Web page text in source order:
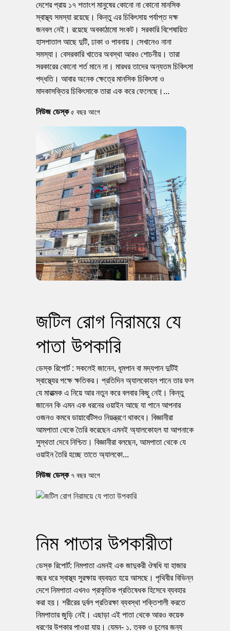
দেশের প্রায় ১৭ শতাংশ মানুষের কোনো না কোনো মানসিক
স্বাস্থ্য সমস্যা রয়েছে। কিন্তু এর চিকিৎসায় পর্যাপ্ত দক্ষ
জনবল নেই। রয়েছে অবকাঠামো সংকট। সরকারি বিশেষায়িত
হাসপাতাল আছে দুটি, ঢাকা ও পাবনায়। সেখানেও নানা
সমস্যা। বেসরকারি খাতের অবস্থা আরও শোচনীয়। তারা
সরকারের কোনো শর্ত মানে না। মারধর তাদের অন্যতম চিকিৎসা
পদ্ধতি। আবার অনেক ক্ষেত্রে মানসিক চিকিৎসা ও
মাদকাসক্তির চিকিৎসাকে তারা এক করে ফেলেছে।...
নিউজ ডেস্ক ৫ বছর আগে
জটিল রোগ নিরাময়ে যে
পাতা উপকারি
ডেস্ক রিপোর্ট : সকলেই জানেন, ধূমপান বা মদ্যপান দুটিই
স্বাস্থ্যের পক্ষে ক্ষতিকর। প্রতিদিন অ্যালকোহল পানে তার ফল
যে মারাত্মক এ নিয়ে আর নতুন করে বলবার কিছু নেই। কিন্তু
জানেন কি এমন এক ধরনের ওয়াইন আছে যা পানে আপনার
ওজনও কমবে ডায়াবেটিসও নিয়ন্ত্রণে থাকবে। বিজ্ঞানীরা
আমপাতা থেকে তৈরি করেছেন এমনই অ্যালকোহল যা আপনাকে
সুস্থতা দেবে নিশ্চিত। বিজ্ঞানীরা বলছেন, আমপাতা থেকে যে
ওয়াইন তৈরি হচ্ছে তাতে অ্যালকো...
নিউজ ডেস্ক ৭ বছর আগে
নিম পাতার উপকারীতা
ডেস্ক রিপোর্ট: নিমপাতা এমনই এক জাদুকরী ঔষধি যা হাজার
বছর ধরে স্বাস্থ্য সুরক্ষায় ব্যবহৃত হয়ে আসছে। পৃথিবীর বিভিন্ন
দেশে নিমপাতা এখনও প্রাকৃতিক প্রতিষেধক হিসেবে ব্যবহার
করা হয়। শরীরের দুর্বল প্রতিরক্ষা ব্যবস্থা শক্তিশালী করতে
নিমপাতার জুড়ি নেই। এছাড়া এই পাতা থেকে আরও কয়েক
ধরণের উপকার পাওয়া যায়। যেমন- ১. ত্বক ও চুলের জন্য